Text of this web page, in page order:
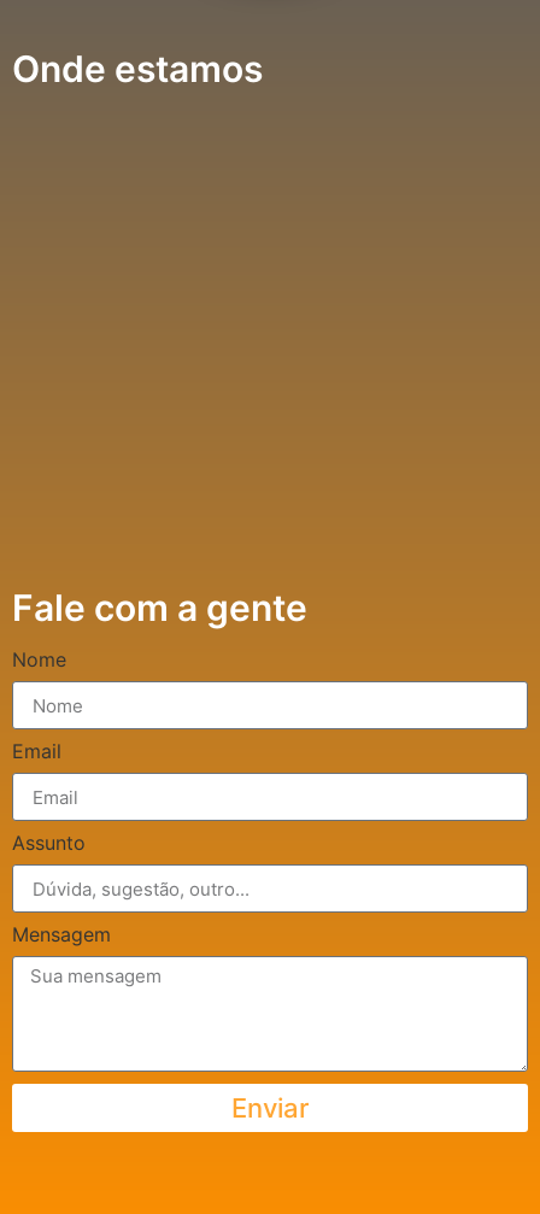
Onde estamos
Fale com a gente
Nome
Email
Assunto
Mensagem
Enviar